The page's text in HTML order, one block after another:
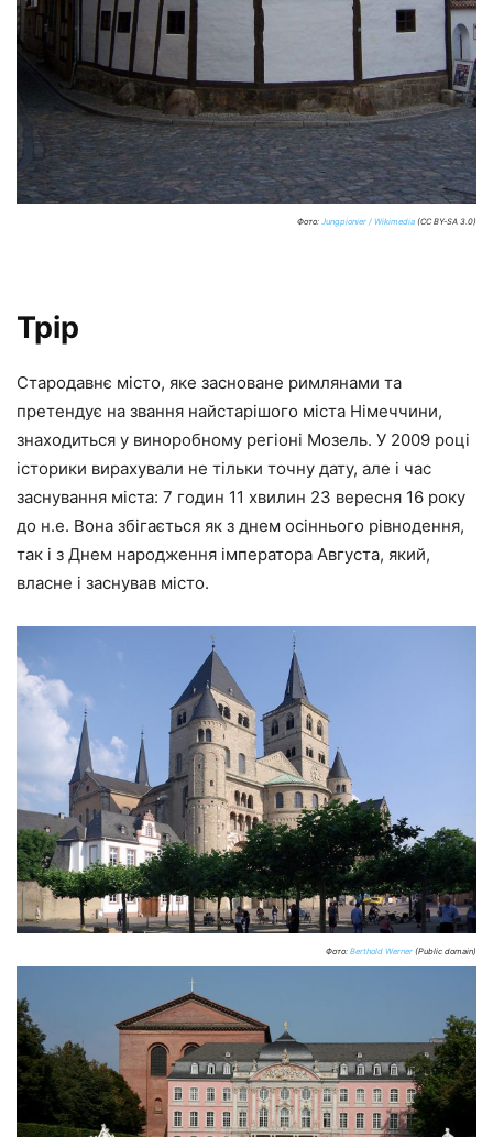
Фото: Jungpionier / Wikimedia (CC BY-SA 3.0)
Трір
Стародавнє місто, яке засноване римлянами та
претендує на звання найстарішого міста Німеччини,
знаходиться у виноробному регіоні Мозель. У 2009 році
історики вирахували не тільки точну дату, але і час
заснування міста: 7 годин 11 хвилин 23 вересня 16 року
до н.е. Вона збігається як з днем осіннього рівнодення,
так і з Днем народження імператора Августа, який,
власне і заснував місто.
Фото: Berthold Werner (Public domain)